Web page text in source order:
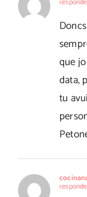
que
data,
tu